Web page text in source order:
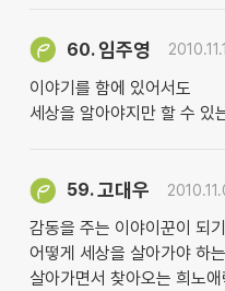
60. 임주영
이야기를 함에 있어서도
세상을 알아야지만 할 수 있
59.고대우
감동을 주는 이야이꾼이 되
어떻게 세상을 살아가야 하
살아가면서 찾아오는 희노